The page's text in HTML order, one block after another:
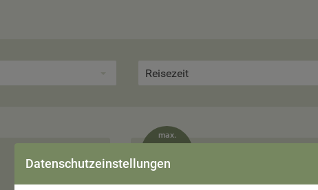
Reisezeit
max.
14 Pers.

Datenschutzeinstellungen